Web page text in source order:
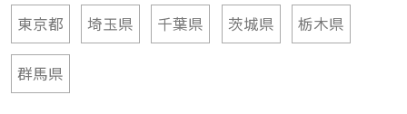
東京都
埼玉県 千葉県 茨城県 栃木県
群馬県